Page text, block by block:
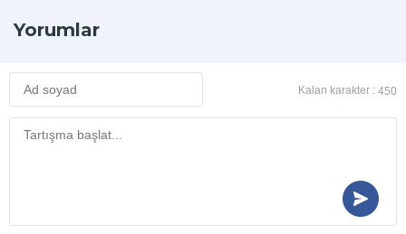
Yorumlar
Kalan karakter : 450